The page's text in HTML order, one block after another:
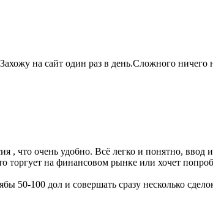
на сайт один раз в день.Сложного ничего
, что очень удобно. Всё легко и понятно,
торгует на финансовом рынке или хочет
50-100 дол и совершать сразу несколько